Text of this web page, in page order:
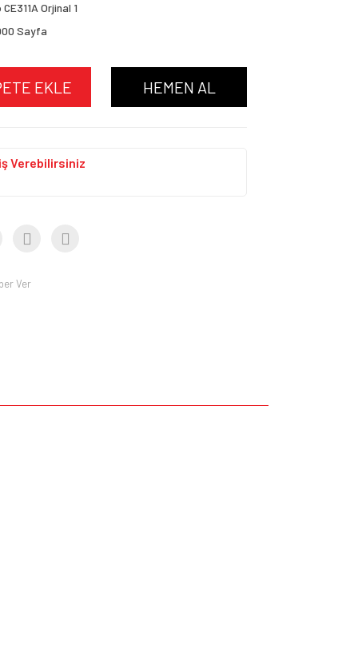
CE311A Orjinal 1
Sayfa
EKLE HEMEN AL
Verebilirsiniz
Ver